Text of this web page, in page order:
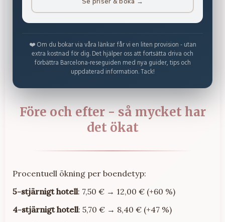
❤️ Om du bokar via våra länkar får vi en liten provision - utan
extra kostnad för dig. Det hjälper oss att fortsätta driva och
förbättra Barcelona-reseguiden med nya guider, tips och
uppdaterad information. Tack!
Före och efter - så mycket har
det ökat
Procentuell ökning per boendetyp:
5-stjärnigt hotell: 7,50 € → 12,00 € (+60 %)
4-stjärnigt hotell: 5,70 € → 8,40 € (+47 %)